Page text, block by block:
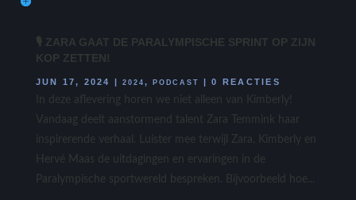
🎙 ZARA GAAT DE PARALYMPISCHE SPRINT OP ZIJN
KOP ZETTEN!
JUN 17, 2024 |2024 ,PODCAST |0 REACTIES
In deze aflevering horen we niet alleen van Kimberly!
Vandaag deelt aanstormend talent Zara Temmink haar
inspirerende verhaal. Luister mee terwijl Zara, Kimberly en
Hervé Maas de uitdagingen en ervaringen in de
Paralympische sportwereld bespreken. Bijvoorbeeld hoe...